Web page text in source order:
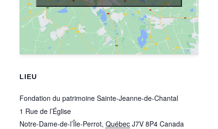
LIEU
Fondation du patrimoine Sainte-Jeanne-de-Chantal
1 Rue de l’Église
Notre-Dame-de-l’Île-Perrot, Québec J7V 8P4 Canada